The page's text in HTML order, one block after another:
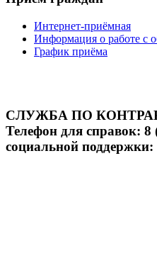
Интернет-приёмная
Информация о работе с
График приёма
СЛУЖБА ПО
Телефон для справок:
социальной поддержки: